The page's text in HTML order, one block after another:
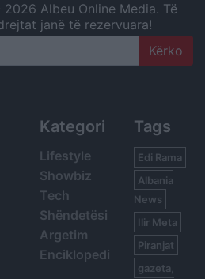
2026 Albeu Online Media. Të
janë të rezervuara!
Kategori
Lifestyle
Showbiz
Tech
Shëndetësi
Argetim
Enciklopedi
Tags
Edi Rama
Albania
News
Ilir Meta
Piranjat
gazeta,